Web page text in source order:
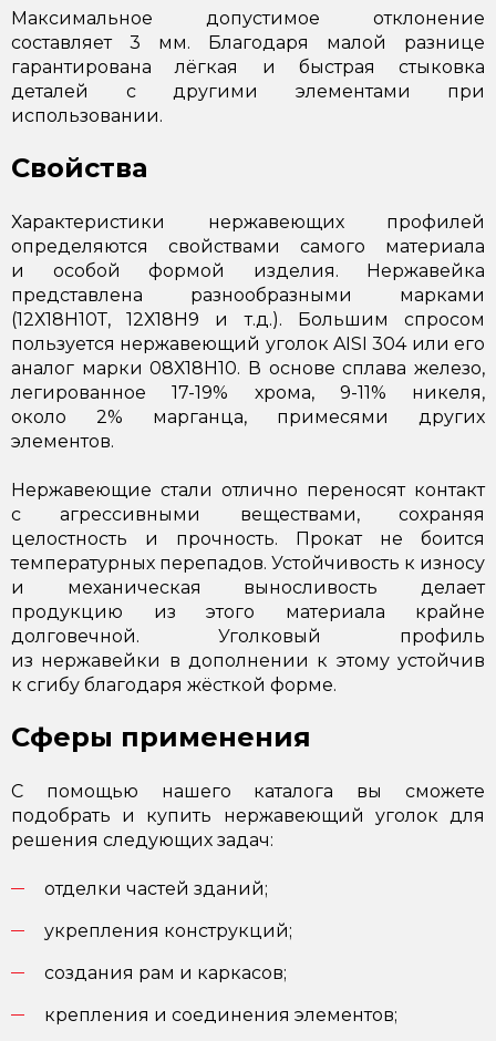
Максимальное допустимое отклонение
составляет 3 мм. Благодаря малой разнице
гарантирована лёгкая и быстрая стыковка
деталей с другими элементами при
использовании.
Свойства
Характеристики нержавеющих профилей
определяются свойствами самого материала
и особой формой изделия. Нержавейка
представлена разнообразными марками
(12Х18Н10Т, 12Х18Н9 и т.д.). Большим спросом
пользуется нержавеющий уголок AISI 304 или его
аналог марки 08Х18Н10. В основе сплава железо,
легированное 17-19% хрома, 9-11% никеля,
около 2% марганца, примесями других
элементов.
Нержавеющие стали отлично переносят контакт
с агрессивными веществами, сохраняя
целостность и прочность. Прокат не боится
температурных перепадов. Устойчивость к износу
и механическая выносливость делает
продукцию из этого материала крайне
долговечной. Уголковый профиль
из нержавейки в дополнении к этому устойчив
к сгибу благодаря жёсткой форме.
Сферы применения
С помощью нашего каталога вы сможете
подобрать и купить нержавеющий уголок для
решения следующих задач:
отделки частей зданий;
укрепления конструкций;
создания рам и каркасов;
крепления и соединения элементов;